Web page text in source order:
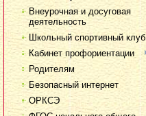
Внеурочная и досуговая
деятельность
Школьный спортивный клуб
Кабинет профориентации
Родителям
Безопасный интернет
ОРКСЭ